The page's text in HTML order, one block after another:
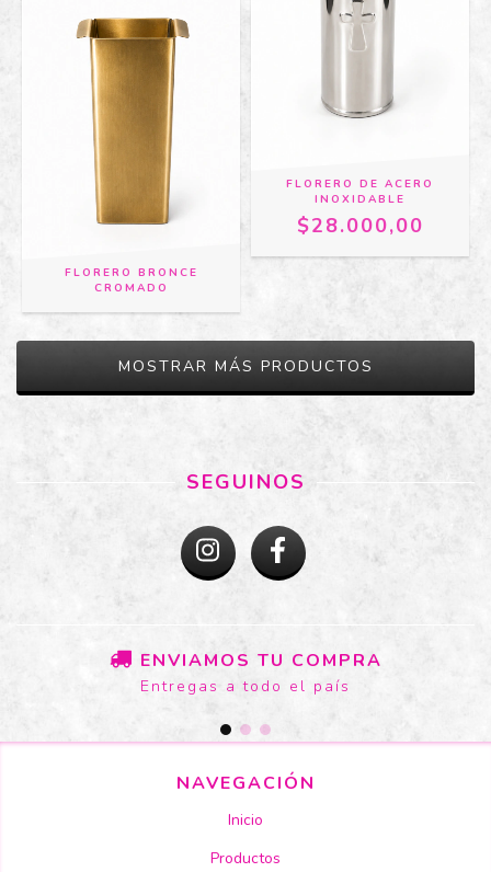
FLORERO BRONCE
CROMADO
FLORERO DE ACERO
INOXIDABLE
$28.000,00
MOSTRAR MÁS PRODUCTOS
SEGUINOS
ENVIAMOS TU COMPRA
Entregas a todo el país
NAVEGACIÓN
Inicio
Productos